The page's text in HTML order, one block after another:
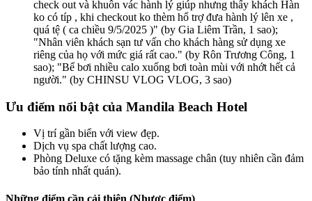
check out và khuôn vác hành lý giúp nhưng thấy khách Hàn
ko có típ , khi checkout ko thèm hổ trợ đưa hành lý lên xe ,
quá tệ ( ca chiều 9/5/2025 )" (by Gia Liêm Trần, 1 sao);
"Nhân viên khách sạn tư vấn cho khách hàng sử dụng xe
riêng của họ với mức giá rất cao." (by Rôn Trương Công, 1
sao); "Bể bơi nhiều calo xuống bơi toàn mùi với nhớt hết cả
người." (by CHINSU VLOG VLOG, 3 sao)
Ưu điểm nổi bật của Mandila Beach Hotel
Vị trí gần biển với view đẹp.
Dịch vụ spa chất lượng cao.
Phòng Deluxe có tặng kèm massage chân (tuy nhiên cần đảm
bảo tính nhất quán).
Những điểm cần cải thiện (Nhược điểm)